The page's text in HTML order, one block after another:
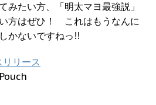
みたい方、「明太マヨ最強説」
方はぜひ！ これはもうなんに
かないですねっ!!
リリース